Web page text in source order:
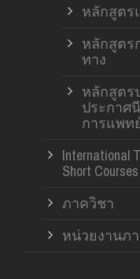
หลักสูตร
หลักสูตร
ทาง
หลักสูต
ประกาศ
การแพท
International
Short Courses
ภาควิชา
หน่วยงานภ